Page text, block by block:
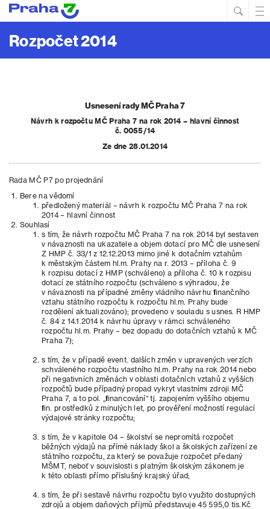
Rozpočet 2014
Usnesení rady MČ Praha 7
Návrh k rozpočtu MČ Praha 7 na rok 2014 – hlavní činnost
č. 0055/14
Ze dne 28.01.2014
Rada MČ P7 po projednání
Bere na vědomí
předložený materiál – návrh k rozpočtu MČ Praha 7 na rok
2014 – hlavní činnost
Souhlasí
s tím, že návrh rozpočtu MČ Praha 7 na rok 2014 byl sestaven
v návaznosti na ukazatele a objem dotací pro MČ dle usnesení
Z HMP č. 33/1 z 12.12.2013 mimo jiné k dotačním vztahům
k městským částem hl.m. Prahy na r. 2013 – příloha č. 9
k rozpisu dotací z HMP (schváleno) a příloha č. 10 k rozpisu
dotací ze státního rozpočtu (schváleno s výhradou, že
v návaznosti na případné změny vládního návrhu finančního
vztahu státního rozpočtu k rozpočtu hl.m. Prahy bude
rozdělení aktualizováno); provedeno v souladu s usnes. R HMP
č. 84 z 14.1.2014 k návrhu úpravy v rámci schváleného
rozpočtu hl.m. Prahy – bez dopadu do dotačních vztahů k MČ
Praha 7);
s tím, že v případě event. dalších změn v upravených verzích
schváleného rozpočtu vlastního hl.m. Prahy na rok 2014 nebo
při negativních změnách v oblasti dotačních vztahů z vyšších
rozpočtů bude případný propad vykryt vlastními zdroji MČ
Praha 7, a to pol. „financování“ tj. zapojením vyššího objemu
fin. prostředků z minulých let, po prověření možností regulací
výdajové stránky rozpočtu;
s tím, že v kapitole 04 – školství se nepromítá rozpočet
běžných výdajů na přímé náklady škol a školských zařízení ze
státního rozpočtu, za který se považuje rozpočet předaný
MŠMT, neboť v souvislosti s platným školským zákonem je
k této oblasti přímo příslušný krajský úřad;
s tím, že při sestavě návrhu rozpočtu bylo využito dostupných
zdrojů a objem daňových příjmů představuje 45 595,0 tis.Kč